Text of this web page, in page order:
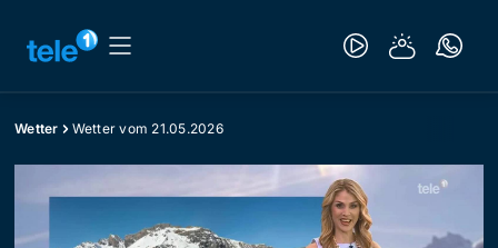
Wetter Wetter vom 21.05.2026